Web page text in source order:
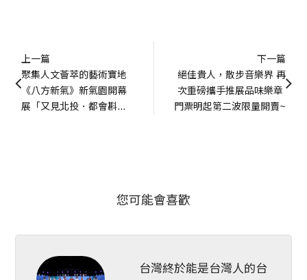
上一篇
聚集人文薈萃的藝術寶地
《八方新氣》新氣園開幕
展「又見北投．都會斟
下一篇
絕佳貴人，散步音樂界 再
次重磅攜手推展品味樂章
門票明起第二波限量開賣~
您可能會喜歡
台灣終於能是台灣人的台